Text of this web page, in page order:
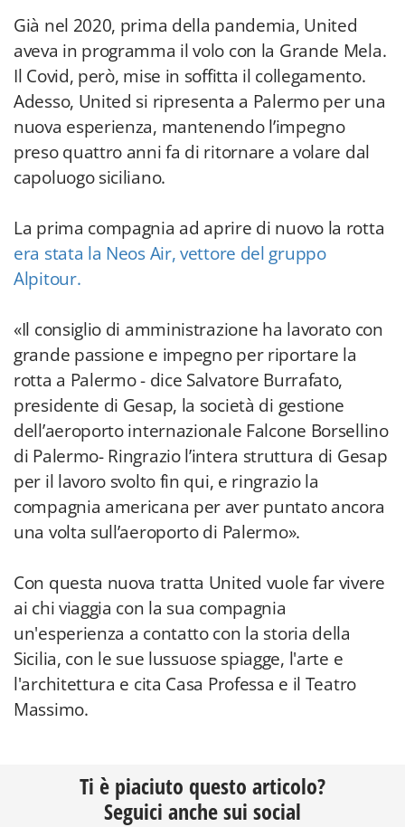
Già nel 2020, prima della pandemia, United
aveva in programma il volo con la Grande Mela.
Il Covid, però, mise in soffitta il collegamento.
Adesso, United si ripresenta a Palermo per una
nuova esperienza, mantenendo l’impegno
preso quattro anni fa di ritornare a volare dal
capoluogo siciliano.
La prima compagnia ad aprire di nuovo la rotta
era stata la Neos Air, vettore del gruppo
Alpitour.
«Il consiglio di amministrazione ha lavorato con
grande passione e impegno per riportare la
rotta a Palermo - dice Salvatore Burrafato,
presidente di Gesap, la società di gestione
dell’aeroporto internazionale Falcone Borsellino
di Palermo- Ringrazio l’intera struttura di Gesap
per il lavoro svolto fin qui, e ringrazio la
compagnia americana per aver puntato ancora
una volta sull’aeroporto di Palermo».
Con questa nuova tratta United vuole far vivere
ai chi viaggia con la sua compagnia
un'esperienza a contatto con la storia della
Sicilia, con le sue lussuose spiagge, l'arte e
l'architettura e cita Casa Professa e il Teatro
Massimo.
Ti è piaciuto questo articolo?
Seguici anche sui social